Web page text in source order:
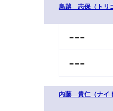
鳥越 志保（トリ
---
---
内藤 貴仁（ナイ